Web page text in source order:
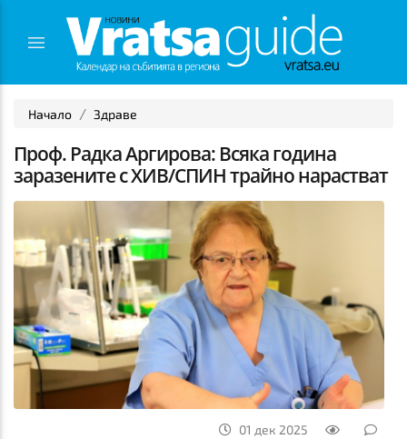
Начало Здраве
Проф. Радка Аргирова: Всяка година
заразените с ХИВ/СПИН трайно нарастват
01 дек 2025